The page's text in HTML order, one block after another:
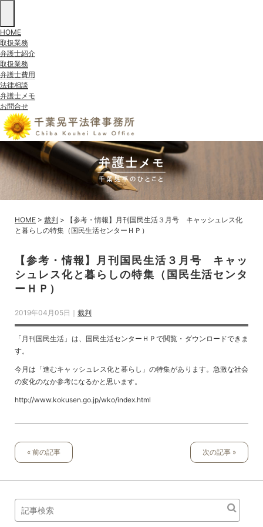
g
g
l
e
n
a
v
i
g
a
t
i
o
HOME
取扱業務
弁護士紹介
取扱業務
弁護士費用
法律相談
弁護士メモ
お問合せ
HOME > 裁判 >
【参考・情報】月刊国民生活３月号 キャッシュレス化
と暮らしの特集（国民生活センターＨＰ）
【参考・情報】月刊国民生活３月号 キャッ
シュレス化と暮らしの特集（国民生活センタ
ーＨＰ）
2019年04月05日｜ 裁判
「月刊国民生活」は、国民生活センターＨＰで閲覧・ダウンロードできま
す。
今月は「進むキャッシュレス化と暮らし」の特集があります。急激な社会
の変化のなか参考になるかと思います。
http://www.kokusen.go.jp/wko/index.html
« 前の記事 次の記事 »